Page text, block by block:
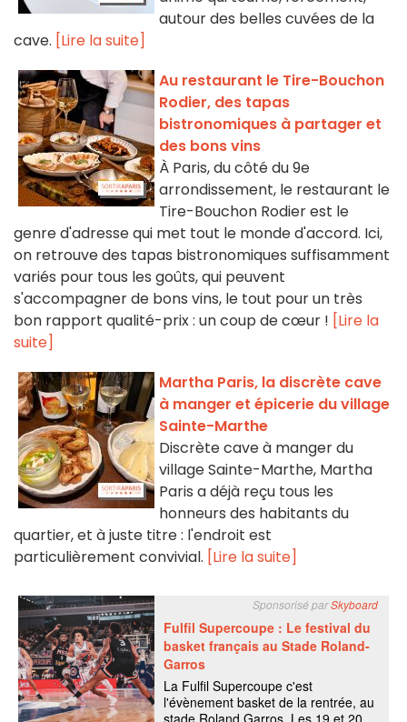
autour des belles cuvées de la
cave. [Lire la suite]
Au restaurant le Tire-Bouchon
Rodier, des tapas
bistronomiques à partager et
des bons vins
À Paris, du côté du 9e
arrondissement, le restaurant le
Tire-Bouchon Rodier est le
genre d'adresse qui met tout le monde d'accord. Ici,
on retrouve des tapas bistronomiques suffisamment
variés pour tous les goûts, qui peuvent
s'accompagner de bons vins, le tout pour un très
bon rapport qualité-prix : un coup de cœur ! [Lire la
suite]
Martha Paris, la discrète cave
à manger et épicerie du village
Sainte-Marthe
Discrète cave à manger du
village Sainte-Marthe, Martha
Paris a déjà reçu tous les
honneurs des habitants du
quartier, et à juste titre : l'endroit est
particulièrement convivial. [Lire la suite]